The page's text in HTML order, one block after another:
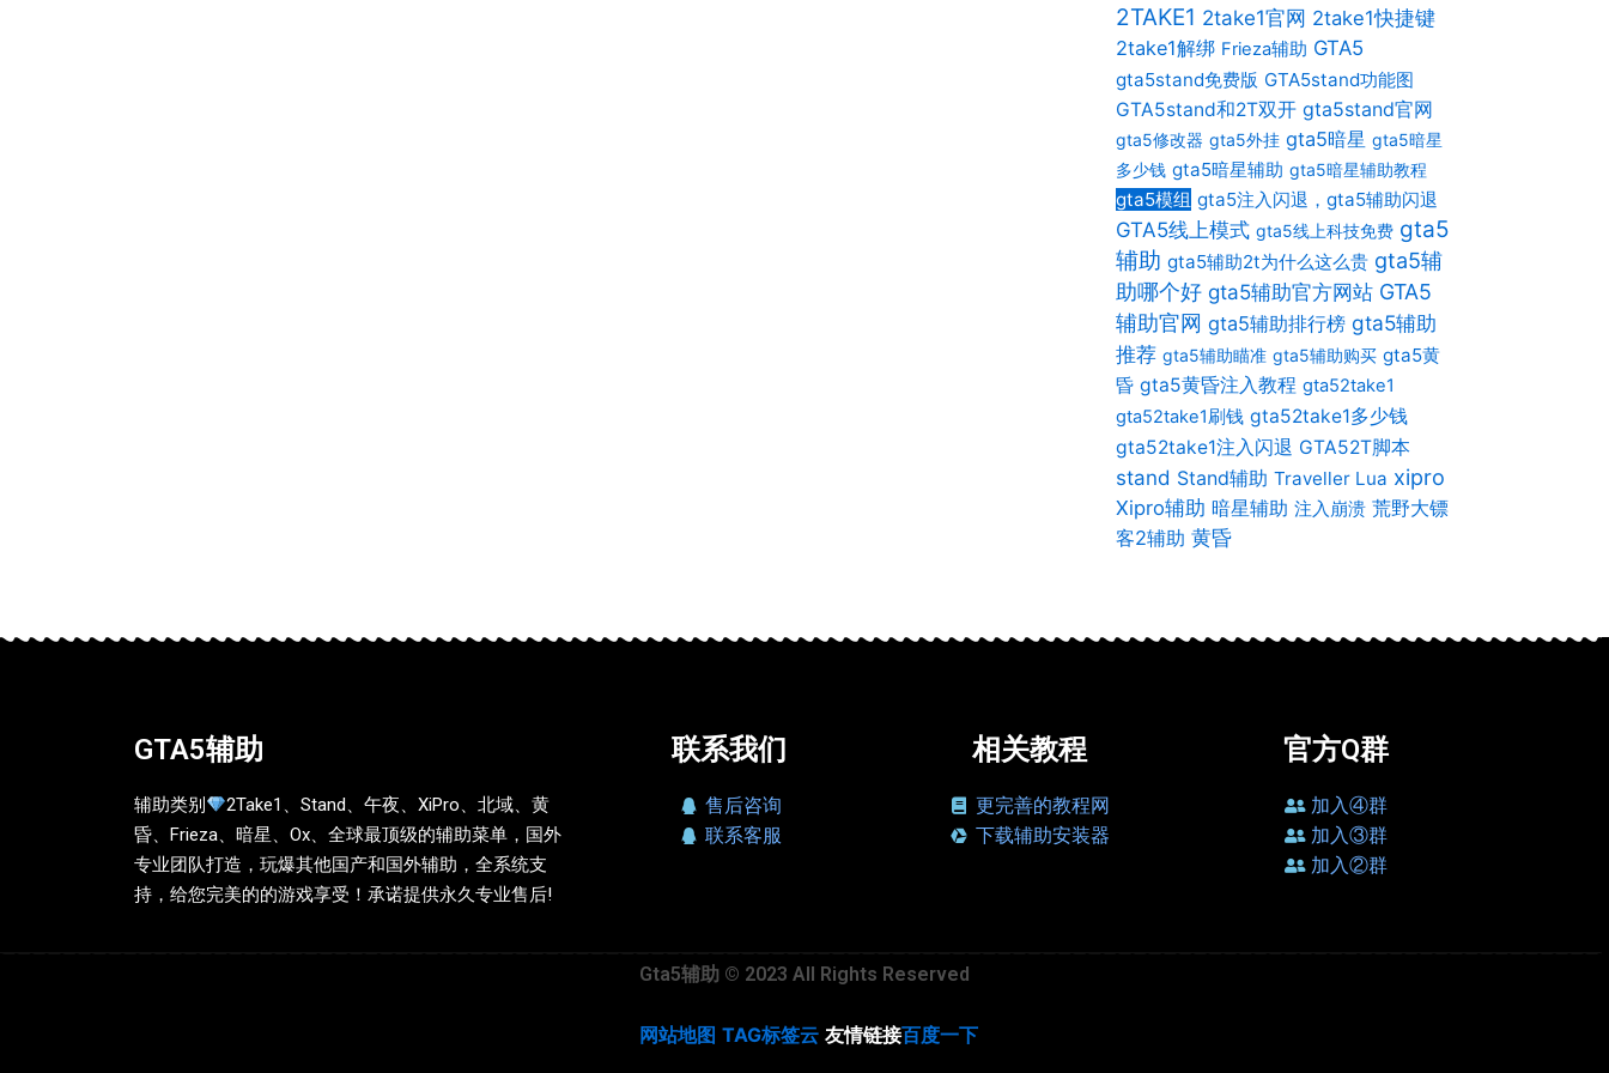
2TAKE1 2take1官网 2take1快捷键
2take1解绑 Frieza辅助 GTA5
gta5stand免费版 GTA5stand功能图
GTA5stand和2T双开 gta5stand官网
gta5修改器 gta5外挂 gta5暗星 gta5暗星
多少钱 gta5暗星辅助 gta5暗星辅助教程
gta5模组 gta5注入闪退，gta5辅助闪退
GTA5线上模式 gta5线上科技免费 gta5
辅助 gta5辅助2t为什么这么贵 gta5辅
助哪个好 gta5辅助官方网站 GTA5
辅助官网 gta5辅助排行榜 gta5辅助
推荐 gta5辅助瞄准 gta5辅助购买 gta5黄
昏 gta5黄昏注入教程 gta52take1
gta52take1刷钱 gta52take1多少钱
gta52take1注入闪退 GTA52T脚本
stand Stand辅助 Traveller Lua xipro
Xipro辅助 暗星辅助 注入崩溃 荒野大镖
客2辅助 黄昏
GTA5辅助
辅助类别
2Take1、Stand、午夜、XiPro、北域、黄
昏、Frieza、暗星、Ox、全球最顶级的辅助菜单，国外
专业团队打造，玩爆其他国产和国外辅助，全系统支
持，给您完美的的游戏享受！承诺提供永久专业售后!
联系我们
售后咨询
联系客服
相关教程
更完善的教程网
下载辅助安装器
官方Q群
加入④群
加入③群
加入②群
Gta5辅助 © 2023 All Rights Reserved
网站地图 TAG标签云 友情链接百度一下